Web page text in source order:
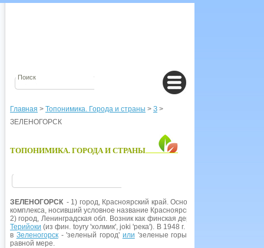
Главная > Топонимика. Города и страны > З >
ЗЕЛЕНОГОРСК
ТОПОНИМИКА. ГОРОДА И СТРАНЫ
ЗЕЛЕНОГОРСК - 1) город, Красноярский край. Основан в 1956 г. как
комплекса, носивший условное название Красноярск-45. Совр. офиц.
2) город, Ленинградская обл. Возник как финская деревня, известная
Терийоки (из фин. toyry 'холмик', joki 'река'). В 1948 г. это селение,
в Зеленогорск- 'зеленый город' или 'зеленые горы', что для кур.
равной мере.